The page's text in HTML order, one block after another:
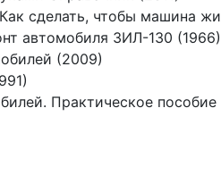
сделать, чтобы машина
автомобиля ЗИЛ-130 (1966)
(2009)
Практическое пособие